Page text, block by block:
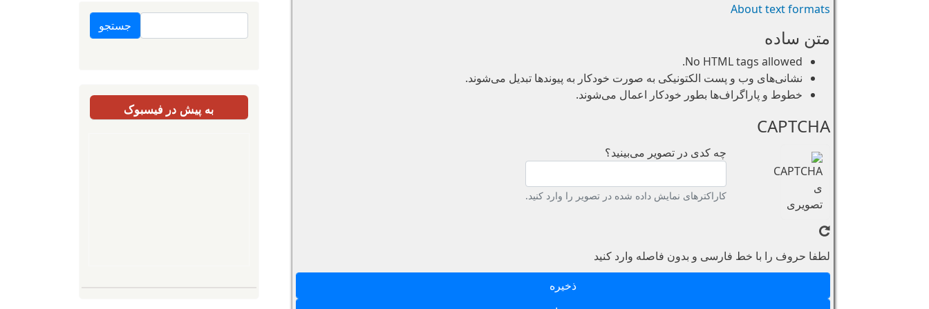
About text formats
متن ساده
No HTML tags allowed.
نشانی‌های وب و پست الکتونیکی به صورت خودکار به پیوند‌ها تبدیل می‌شوند.
خطوط و پاراگراف‌ها بطور خودکار اعمال می‌شوند.
CAPTCHA
چه کدی در تصویر می‌بینید؟
کاراکترهای نمایش داده شده در تصویر را وارد کنید.
لطفا حروف را با خط فارسی و بدون فاصله وارد کنید
جستجو
به پیش در فیسبوک